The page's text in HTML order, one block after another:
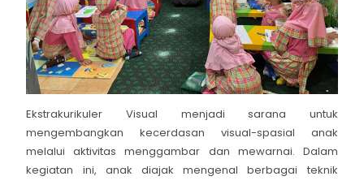
Ekstrakurikuler Visual menjadi sarana untuk
mengembangkan kecerdasan visual-spasial anak
melalui aktivitas menggambar dan mewarnai. Dalam
kegiatan ini, anak diajak mengenal berbagai teknik